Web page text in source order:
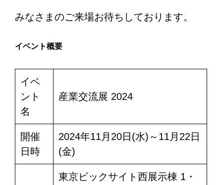
みなさまのご来場お待ちしております。
イベント概要
イベ
ント
名
産業交流展 2024
開催
日時
2024年11月20日(水)～11月22日
(金)
東京ビックサイト西展示棟 1・